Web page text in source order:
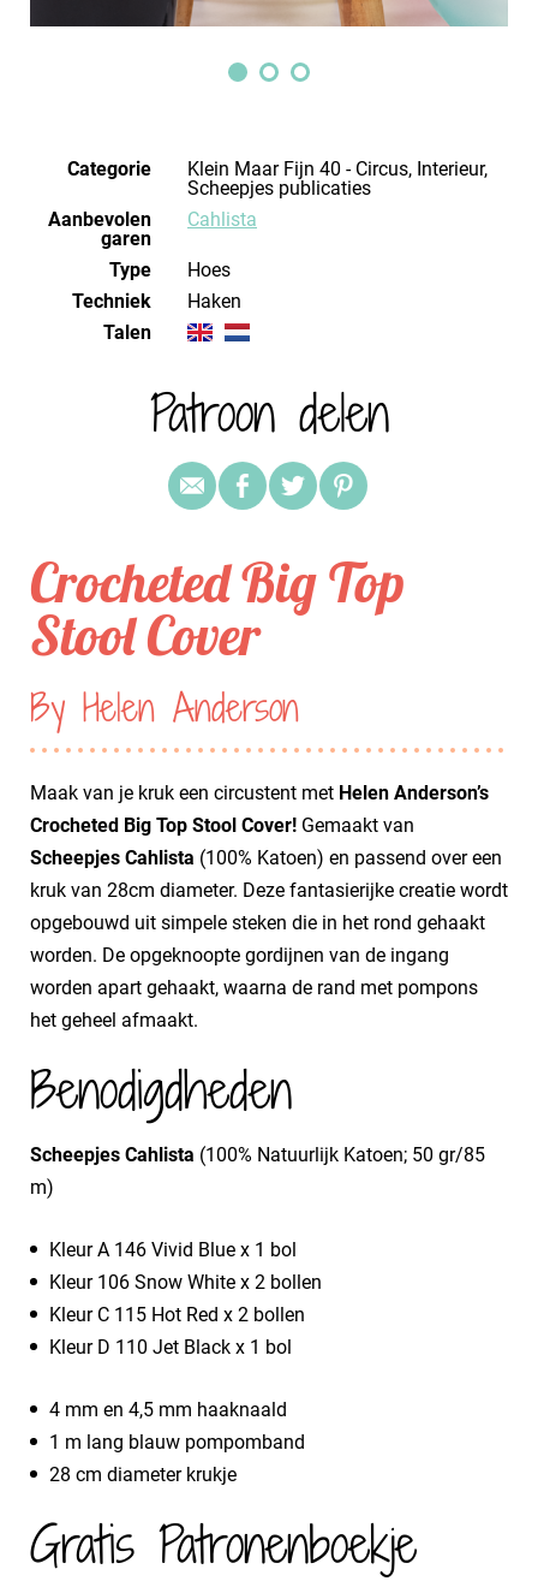
Categorie
Klein Maar Fijn 40 - Circus, Interieur,
Scheepjes publicaties
Aanbevolen
garen
Cahlista
Type
Hoes
Techniek
haken
Talen
Patroon delen
Crocheted Big Top
Stool Cover
By Helen Anderson
Maak van je kruk een circustent met Helen Anderson’s
Crocheted Big Top Stool Cover! Gemaakt van
Scheepjes Cahlista (100% Katoen) en passend over een
kruk van 28cm diameter. Deze fantasierijke creatie wordt
opgebouwd uit simpele steken die in het rond gehaakt
worden. De opgeknoopte gordijnen van de ingang
worden apart gehaakt, waarna de rand met pompons
het geheel afmaakt.
Benodigdheden
Scheepjes Cahlista (100% Natuurlijk Katoen; 50 gr/85
m)
Kleur A 146 Vivid Blue x 1 bol
Kleur 106 Snow White x 2 bollen
Kleur C 115 Hot Red x 2 bollen
Kleur D 110 Jet Black x 1 bol
4 mm en 4,5 mm haaknaald
1 m lang blauw pompomband
28 cm diameter krukje
Gratis Patronenboekje